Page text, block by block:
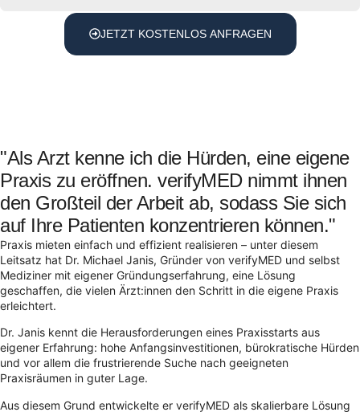
JETZT KOSTENLOS ANFRAGEN
"Als Arzt kenne ich die Hürden, eine eigene
Praxis zu eröffnen. verifyMED nimmt ihnen
den Großteil der Arbeit ab, sodass Sie sich
auf Ihre Patienten konzentrieren können."
Praxis mieten einfach und effizient realisieren – unter diesem
Leitsatz hat Dr. Michael Janis, Gründer von verifyMED und selbst
Mediziner mit eigener Gründungserfahrung, eine Lösung
geschaffen, die vielen Ärzt:innen den Schritt in die eigene Praxis
erleichtert.
Dr. Janis kennt die Herausforderungen eines Praxisstarts aus
eigener Erfahrung: hohe Anfangsinvestitionen, bürokratische Hürden
und vor allem die frustrierende Suche nach geeigneten
Praxisräumen in guter Lage.
Aus diesem Grund entwickelte er verifyMED als skalierbare Lösung